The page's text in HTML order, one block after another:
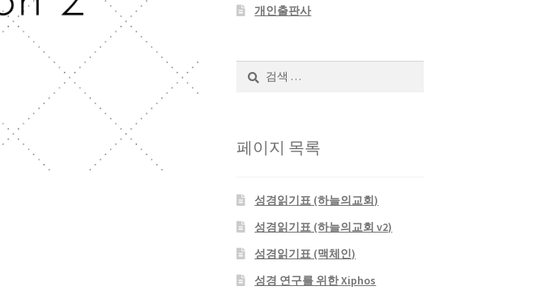
개인출판사
페이지 목록
성경읽기표 (하늘의교회)
성경읽기표 (하늘의교회 v2)
성경읽기표 (맥체인)
성경 연구를 위한 Xiphos